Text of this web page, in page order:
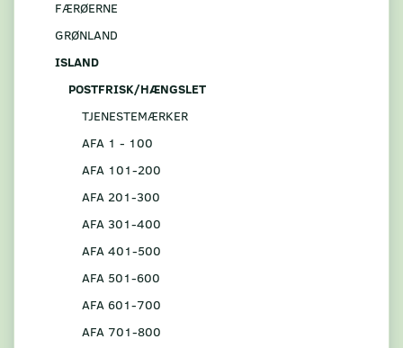
FÆRØERNE
GRØNLAND
ISLAND
POSTFRISK/HÆNGSLET
TJENESTEMÆRKER
AFA 1 - 100
AFA 101-200
AFA 201-300
AFA 301-400
AFA 401-500
AFA 501-600
AFA 601-700
AFA 701-800